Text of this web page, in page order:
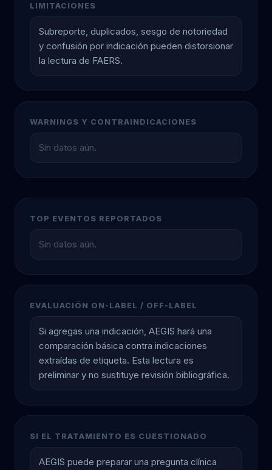
LIMITACIONES
Subreporte, duplicados, sesgo de notoriedad
y confusión por indicación pueden distorsionar
la lectura de FAERS.
WARNINGS Y CONTRAINDICACIONES
Sin datos aún.
TOP EVENTOS REPORTADOS
Sin datos aún.
EVALUACIÓN ON-LABEL / OFF-LABEL
Si agregas una indicación, AEGIS hará una
comparación básica contra indicaciones
extraídas de etiqueta. Esta lectura es
preliminar y no sustituye revisión bibliográfica.
SI EL TRATAMIENTO ES CUESTIONADO
AEGIS puede preparar una pregunta clínica